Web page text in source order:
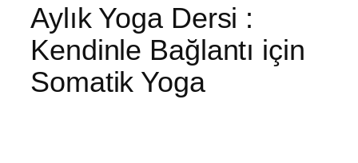
Aylık Yoga Dersi :
Kendinle Bağlantı için
Somatik Yoga